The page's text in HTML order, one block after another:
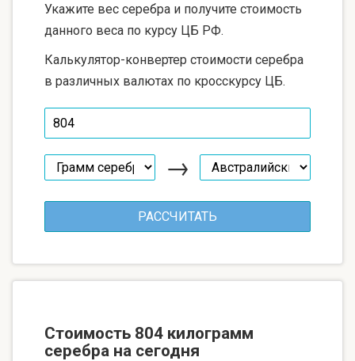
Укажите вес серебра и получите стоимость
данного веса по курсу ЦБ РФ.
Калькулятор-конвертер стоимости серебра
в различных валютах по кросскурсу ЦБ.
→
Стоимость 804 килограмм
серебра на сегодня